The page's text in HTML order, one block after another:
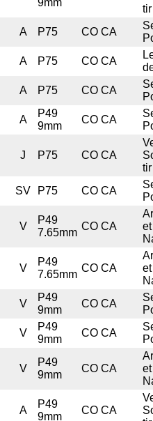
9mm
tir
A P75 CO CA
A P75 CO CA
A P75 CO CA
A
P49
9mm
CO CA
J P75 CO CA
tir
SV P75 CO CA
V
P49
7.65mm
CO CA
et
V
P49
7.65mm
CO CA
et
V
P49
9mm
CO CA
V
P49
9mm
CO CA
V
P49
9mm
CO CA
et
A
P49
9mm
CO CA